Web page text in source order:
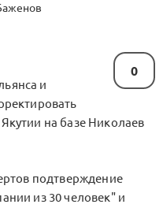
0
и
на базе Николаев
подтверждение
из 30 человек" и